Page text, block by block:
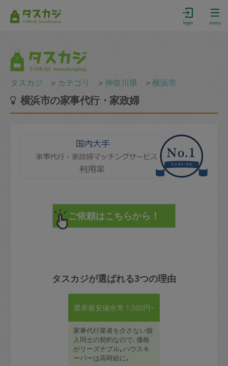
login menu
タスカジ ＞ カテゴリ ＞神奈川県 ＞横浜市
横浜市の家事代行・家政婦
タスカジが選ばれる3つの理由
業界最安値水準 1,500円~
家事代行業者を介さない個
人同士の契約なので､価格
がリーズナブル｡ハウスキ
ーパーは高時給に｡